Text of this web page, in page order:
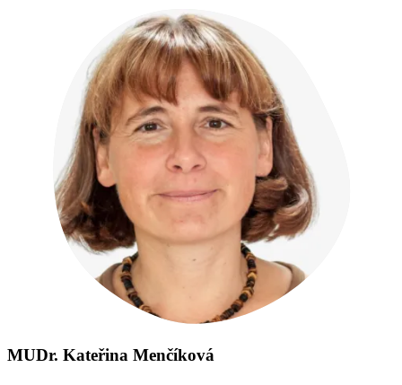
MUDr. Kateřina Menčíková